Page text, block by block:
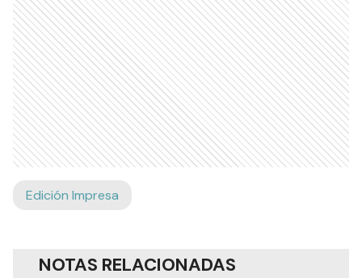
Edición Impresa
NOTAS RELACIONADAS